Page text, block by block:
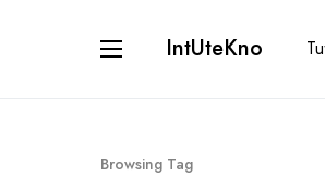
IntUteKno
Browsing Tag